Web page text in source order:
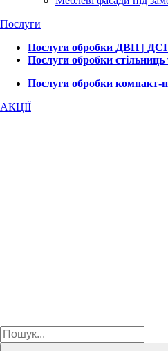
Послуги
Послуги обробки ДВП |
Послуги обробки
Послуги обробки компакт-
АКЦІЇ